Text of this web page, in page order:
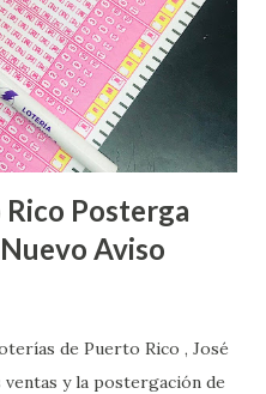
Posterga
Aviso
de Puerto Rico , José
y la postergación de